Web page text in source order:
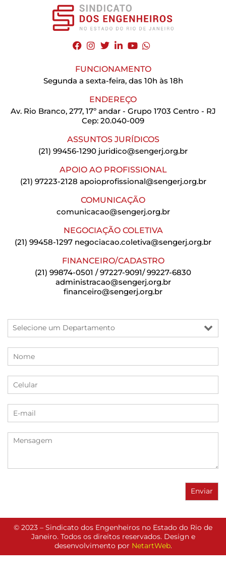
FUNCIONAMENTO
Segunda a sexta-feira, das 10h às 18h
ENDEREÇO
Av. Rio Branco, 277, 17º andar - Grupo 1703 Centro - RJ
Cep: 20.040-009
ASSUNTOS JURÍDICOS
(21) 99456-1290 juridico@sengerj.org.br
APOIO AO PROFISSIONAL
(21) 97223-2128 apoioprofissional@sengerj.org.br
COMUNICAÇÃO
comunicacao@sengerj.org.br
NEGOCIAÇÃO COLETIVA
(21) 99458-1297 negociacao.coletiva@sengerj.org.br
FINANCEIRO/CADASTRO
(21) 99874-0501 / 97227-9091/ 99227-6830
administracao@sengerj.org.br
financeiro@sengerj.org.br
© 2023 – Sindicato dos Engenheiros no Estado do Rio de
Janeiro. Todos os direitos reservados. Design e
desenvolvimento por NetartWeb.